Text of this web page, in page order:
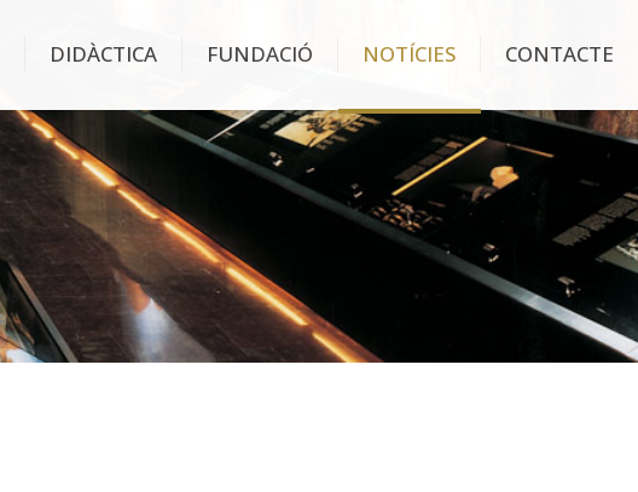
DIDÀCTICA FUNDACIÓ NOTÍCIES CONTACTE